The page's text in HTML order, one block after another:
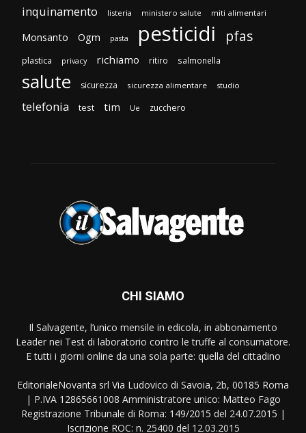
inquinamento listeria ministero salute miti alimentari
Monsanto Ogm pasta pesticidi pfas
plastica privacy richiamo ritiro salmonella
salute sicurezza sicurezza alimentare studio
telefonia test tim Ue zucchero
CHI SIAMO
Il Salvagente, l’unico mensile in edicola, in abbonamento
Leader nei Test di laboratorio contro le truffe al consumatore.
E tutti i giorni online da una sola parte: quella del cittadino
EditorialeNovanta srl Via Ludovico di Savoia, 2b, 00185 Roma
| P.IVA 12865661008 Amministratore unico: Matteo Fago
Registrazione Tribunale di Roma: 149/2015 del 24.07.2015 |
Iscrizione ROC: n. 25400 del 12.03.2015